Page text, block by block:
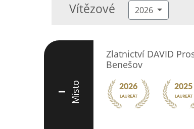
Vítězové 2026
I Místo
Zlatnictví DAVID
Benešov